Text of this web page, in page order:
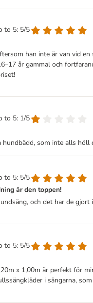
to 5: 5/5
han inte är van vid
år gammal och
to 5: 1/5
som inte alls
to 5: 5/5
är den toppen!
och det har de gjort
to 5: 5/5
x 1,00m är perfekt för
i sängarna,